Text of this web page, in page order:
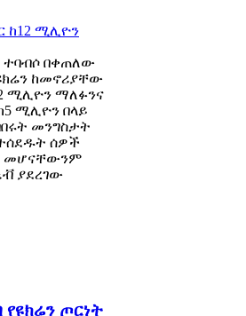
በቀጠለው
ከመኖሪያቸው
ሚሊዮን ማለፉንና
ሚሊዮን በላይ
መንግስታት
ሰዎች
መሆናቸውንም
ያደረገው
ጦርነት